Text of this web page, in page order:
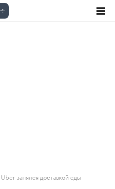
Uber занялся доставкой еды